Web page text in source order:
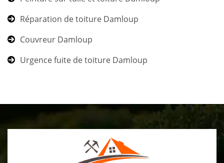
Réparation de toiture Damloup
Couvreur Damloup
Urgence fuite de toiture Damloup